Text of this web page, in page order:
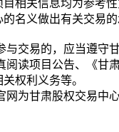
目相关信息均为参考
的名义做出有关交易
与交易的，应当遵守
阅读项目公告、《甘
权利义务等。
网 为甘肃股权交易中